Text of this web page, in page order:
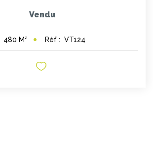
Vendu
480 M² Réf : VT124